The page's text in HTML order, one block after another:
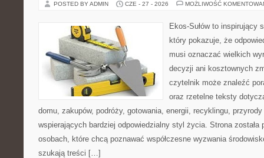
POSTED BY ADMIN CZE - 27 - 2026 MOŻLIWOŚĆ
Ekos-Sułów to inspirujący
który pokazuje, że
musi oznaczać wielkich
decyzji ani kosztownych
czytelnik może znaleźć
oraz rzetelne teksty
domu, zakupów, podróży, gotowania, energii, recyklingu,
wspierających bardziej odpowiedzialny styl życia. Strona została
osobach, które chcą poznawać współczesne wyzwania
szukają treści […]